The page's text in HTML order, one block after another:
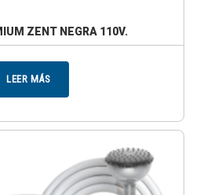
ZENT NEGRA 110V.
LEER MÁS